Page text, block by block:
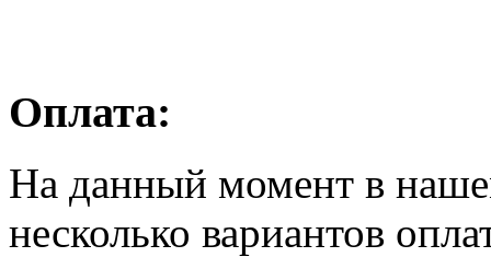
Оплата:
На данный момент в
несколько вариантов